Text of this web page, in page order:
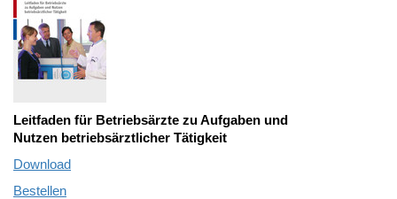
Leitfaden für Betriebsärzte zu Aufgaben und
Nutzen betriebsärztlicher Tätigkeit
Download
Bestellen